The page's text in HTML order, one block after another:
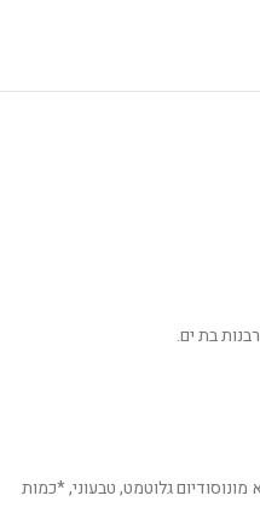
בת ים.
גלוטמט, טבעוני, *כמות